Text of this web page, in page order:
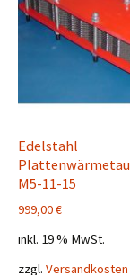
Edelstahl
M5-11-15
999,00€
inkl. 19 % MwSt.
zzgl. Versandkosten